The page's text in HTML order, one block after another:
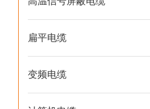
扁平电缆
变频电缆